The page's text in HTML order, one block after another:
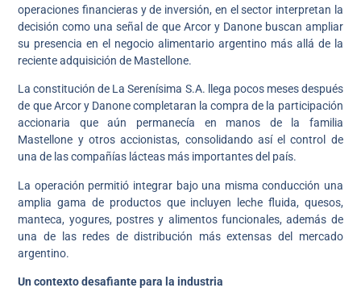
operaciones financieras y de inversión, en el sector interpretan la
decisión como una señal de que Arcor y Danone buscan ampliar
su presencia en el negocio alimentario argentino más allá de la
reciente adquisición de Mastellone.
La constitución de La Serenísima S.A. llega pocos meses después
de que Arcor y Danone completaran la compra de la participación
accionaria que aún permanecía en manos de la familia
Mastellone y otros accionistas, consolidando así el control de
una de las compañías lácteas más importantes del país.
La operación permitió integrar bajo una misma conducción una
amplia gama de productos que incluyen leche fluida, quesos,
manteca, yogures, postres y alimentos funcionales, además de
una de las redes de distribución más extensas del mercado
argentino.
Un contexto desafiante para la industria